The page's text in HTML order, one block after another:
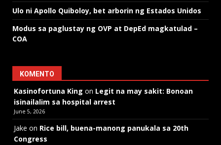
Ulo ni Apollo Quiboloy, bet arborin ng Estados Unidos
Modus sa paglustay ng OVP at DepEd magkatulad –
COA
KOMENTO
Kasinofortuna King on Legit na may sakit: Bonoan
isinailalim sa hospital arrest
June 5, 2026
Jake on Rice bill, buena-manong panukala sa 20th
Congress